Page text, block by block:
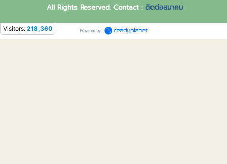
All Rights Reserved. Contact : ติดต่อสมาคม
Visitors: 218,360